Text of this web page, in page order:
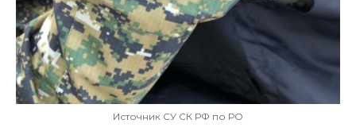
Источник СУ СК РФ по РО